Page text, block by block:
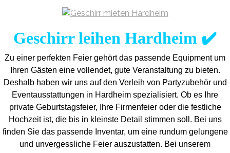
Geschirr leihen Hardheim ✔️
Zu einer perfekten Feier gehört das passende Equipment um
Ihren Gästen eine vollendet, gute Veranstaltung zu bieten.
Deshalb haben wir uns auf den Verleih von Partyzubehör und
Eventausstattungen in Hardheim spezialisiert. Ob es Ihre
private Geburtstagsfeier, Ihre Firmenfeier oder die festliche
Hochzeit ist, die bis in kleinste Detail stimmen soll. Bei uns
finden Sie das passende Inventar, um eine rundum gelungene
und unvergess liche Feier auszustatten. Bei unserem